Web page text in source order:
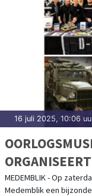
16 juli 2025, 10:06
- 16
MEDEMBLIK - Op
Medemblik een